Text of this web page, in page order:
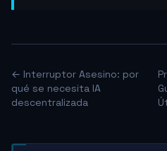
← Interruptor Asesino: por
qué se necesita IA
descentralizada